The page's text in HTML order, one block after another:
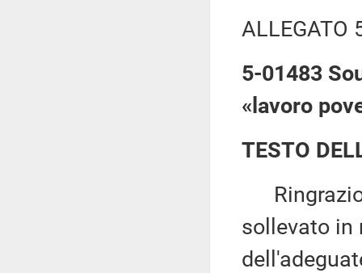
ALLEGATO
5-01483
«lavoro
TESTO
Ringrazio
sollevato in